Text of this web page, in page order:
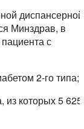
диспансерной
Минздрав, в
с
2-го типа;
из которых 5 625